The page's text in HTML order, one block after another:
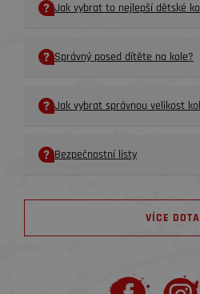
Jak vybrat to nejlepší dětské
Správný posed dítěte na kole?
Jak vybrat správnou velikost
Bezpečnostní listy
VÍCE